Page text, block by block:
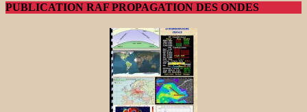
PUBLICATION RAF PROPAGATION DES ONDES